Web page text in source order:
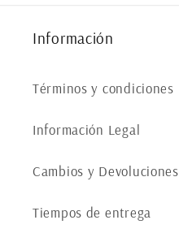
Información
Términos y condiciones
Información Legal
Cambios y Devoluciones
Tiempos de entrega